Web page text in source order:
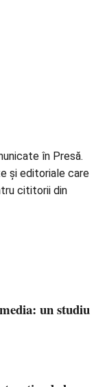
în Presă.
și editoriale care
cititorii din
un studiu